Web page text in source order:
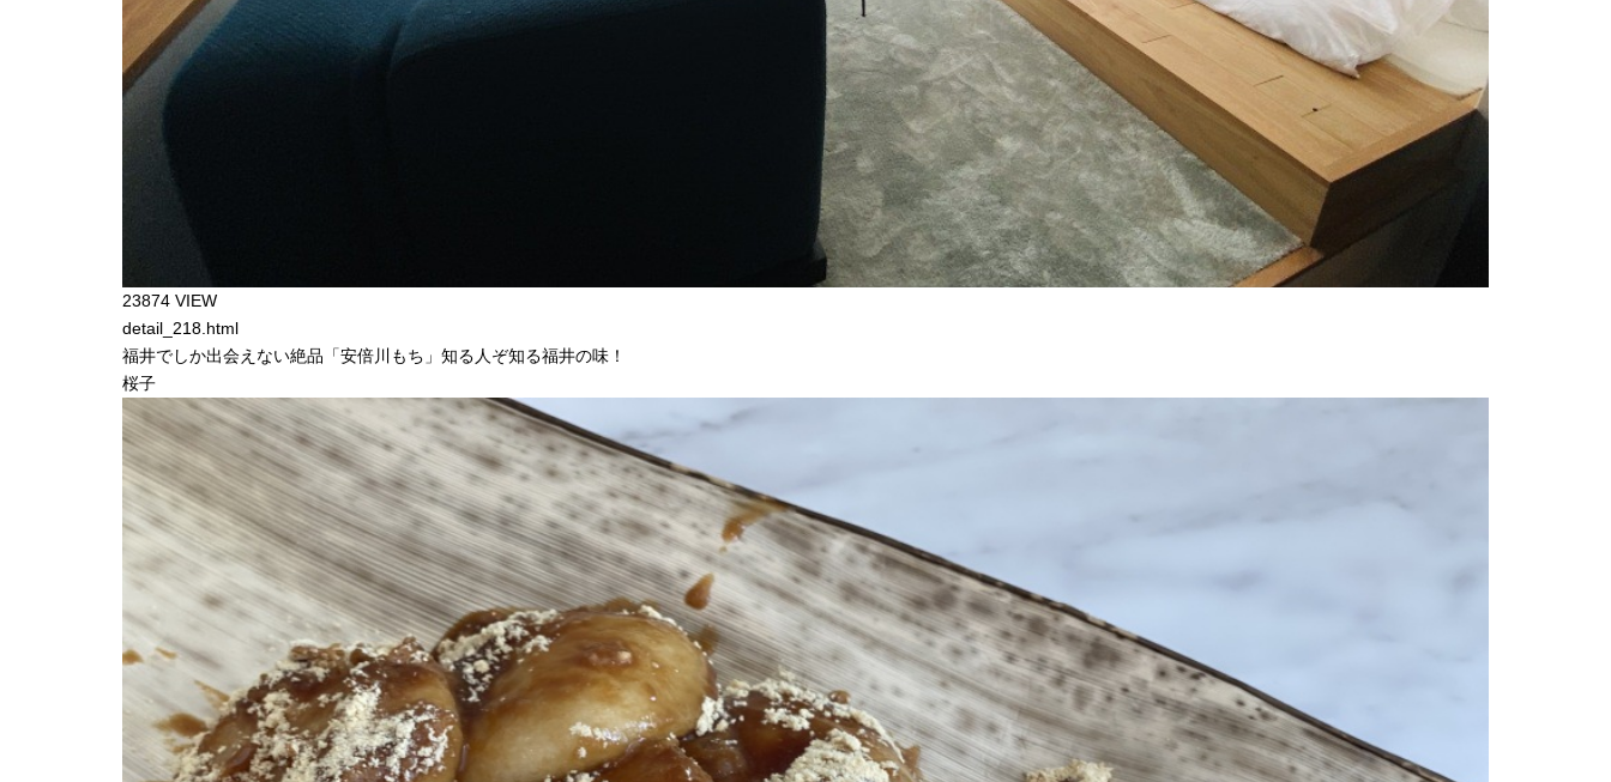
23874 VIEW
detail_218.html
福井でしか出会えない絶品「安倍川もち」知る人ぞ知る福井の味！
桜子